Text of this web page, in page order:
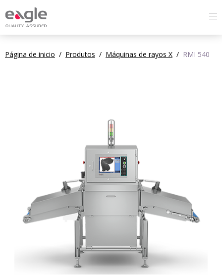
Página de inicio / Produtos / Máquinas de rayos X / RMI 540